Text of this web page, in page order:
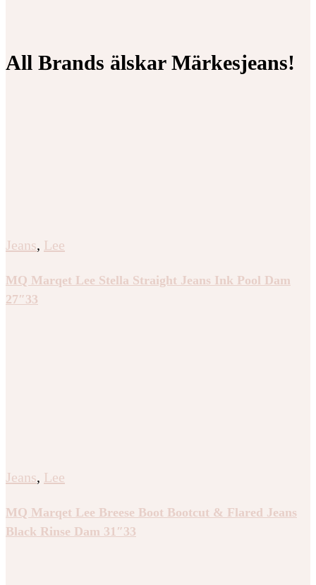
All Brands älskar Märkesjeans!
Jeans, Lee
MQ Marqet Lee Stella Straight Jeans Ink Pool Dam
27″33
Jeans, Lee
MQ Marqet Lee Breese Boot Bootcut & Flared Jeans
Black Rinse Dam 31″33